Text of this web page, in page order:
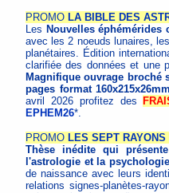
PROMO LA BIBLE DES
Les Nouvelles éphémérides
avec les 2 noeuds lunaires,
planétaires. Édition
clarifiée des données et une
Magnifique ouvrage broché
pages format
avril 2026 profitez des
EPHEM26*.
PROMO LES SEPT
Thèse inédite qui
l'astrologie et la psychologie
de naissance avec leurs
relations signes-planètes-